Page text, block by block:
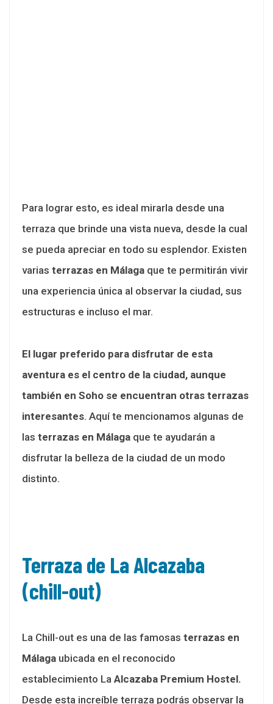
Para lograr esto, es ideal mirarla desde una
terraza que brinde una vista nueva, desde la cual
se pueda apreciar en todo su esplendor. Existen
varias terrazas en Málaga que te permitirán vivir
una experiencia única al observar la ciudad, sus
estructuras e incluso el mar.
El lugar preferido para disfrutar de esta
aventura es el centro de la ciudad, aunque
también en Soho se encuentran otras terrazas
interesantes. Aquí te mencionamos algunas de
las terrazas en Málaga que te ayudarán a
disfrutar la belleza de la ciudad de un modo
distinto.
Terraza de La Alcazaba
(chill-out)
La Chill-out es una de las famosas terrazas en
Málaga ubicada en el reconocido
establecimiento La Alcazaba Premium Hostel.
Desde esta increíble terraza podrás observar la